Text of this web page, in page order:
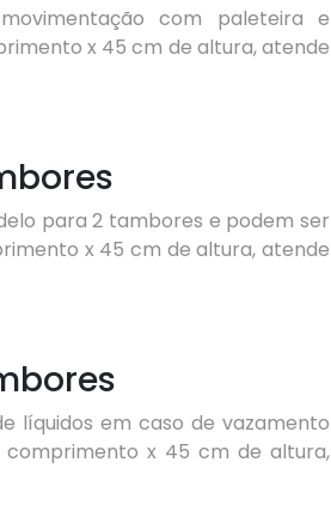
com paleteira e
x 45 cm de altura, atende
para 2 tambores e podem ser
x 45 cm de altura, atende
líquidos em caso de vazamento
comprimento x 45 cm de altura,